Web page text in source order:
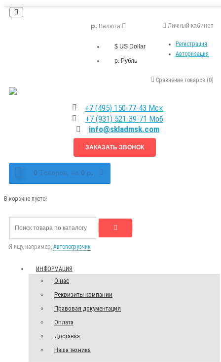
Личный кабинет
Регистрация
Авторизация
р. Валюта
$ US Dollar
р. Рубль
Сравнение товаров (0)
+7 (495) 150-77-43 Мск
+7 (931) 521-39-71 Моб
info@skladmsk.com
ЗАКАЗАТЬ ЗВОНОК
0 Tоваров, на 0 р.
В корзине пусто!
Я ищу, например, Автопогрузчик
ИНФОРМАЦИЯ
О нас
Реквизиты компании
Правовая документация
Оплата
Доставка
Наша техника